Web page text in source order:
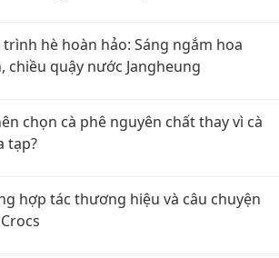
trình hè hoàn hảo: Sáng ngắm hoa
chiều quậy nước Jangheung
chọn cà phê nguyên chất thay vì cà
tạp?
hợp tác thương hiệu và câu chuyện